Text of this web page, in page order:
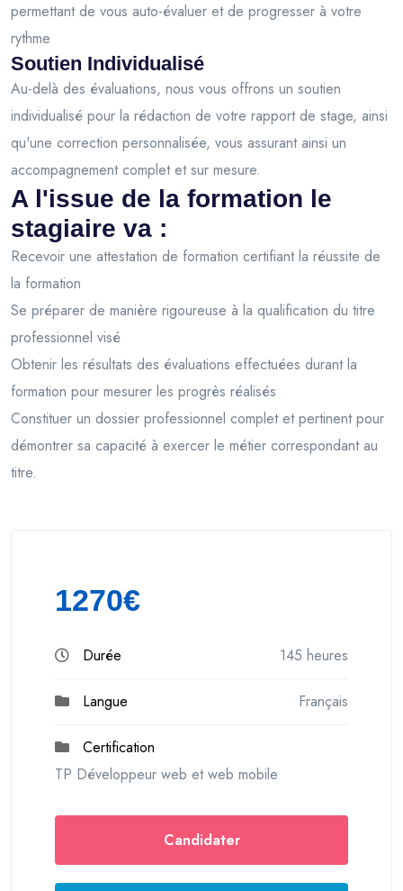
permettant de vous auto-évaluer et de progresser à votre
rythme
Soutien Individualisé
Au-delà des évaluations, nous vous offrons un soutien
individualisé pour la rédaction de votre rapport de stage, ainsi
qu'une correction personnalisée, vous assurant ainsi un
accompagnement complet et sur mesure.
A l'issue de la formation le
stagiaire va :
Recevoir une attestation de formation certifiant la réussite de
la formation
Se préparer de manière rigoureuse à la qualification du titre
professionnel visé
Obtenir les résultats des évaluations effectuées durant la
formation pour mesurer les progrès réalisés
Constituer un dossier professionnel complet et pertinent pour
démontrer sa capacité à exercer le métier correspondant au
titre.
1270€
Durée 145 heures
Langue Français
Certification
TP Développeur web et web mobile
Candidater